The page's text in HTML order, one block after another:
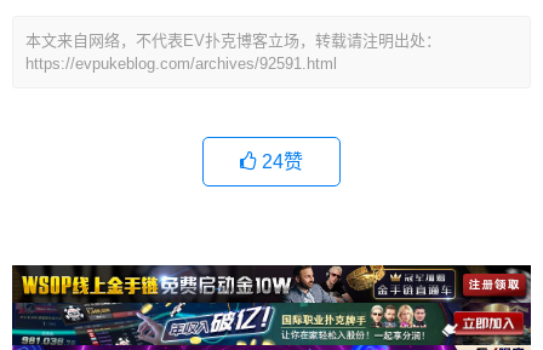
本文来自网络，不代表EV扑克博客立场，转载请注明出处：
https://evpukeblog.com/archives/92591.html
24赞